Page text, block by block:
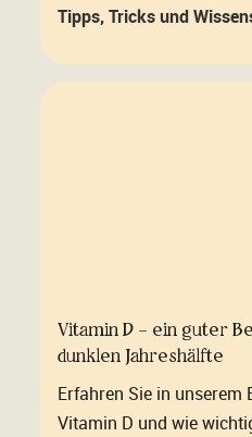
Tipps, Tricks und
Vitamin D – ein guter
dunklen Jahreshälfte
Erfahren Sie in
Vitamin D und wie